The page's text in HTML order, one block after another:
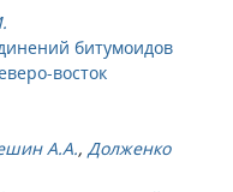
битумоидов
восток
А.А., Долженко